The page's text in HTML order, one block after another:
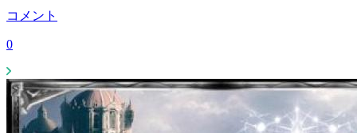
コメント
0